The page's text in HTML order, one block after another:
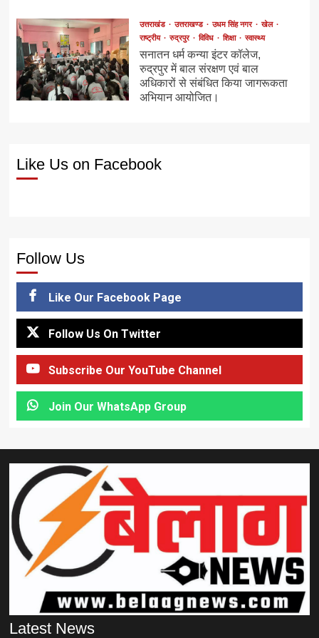
उत्तराखंड उत्तराखण्ड उधम सिंह नगर
खेल
राष्ट्रीय
रुद्रपुर विविध शिक्षा स्वास्थ्य
सनातन धर्म कन्या इंटर कॉलेज,
रुद्रपुर में बाल संरक्षण एवं बाल
अधिकारों से संबंधित किया जागरूकता
अभियान आयोजित।
Like Us on Facebook
Follow Us
Like Our Facebook Page
Follow Us On Twitter
Subscribe Our YouTube Channel
Join Our WhatsApp Group
Latest News